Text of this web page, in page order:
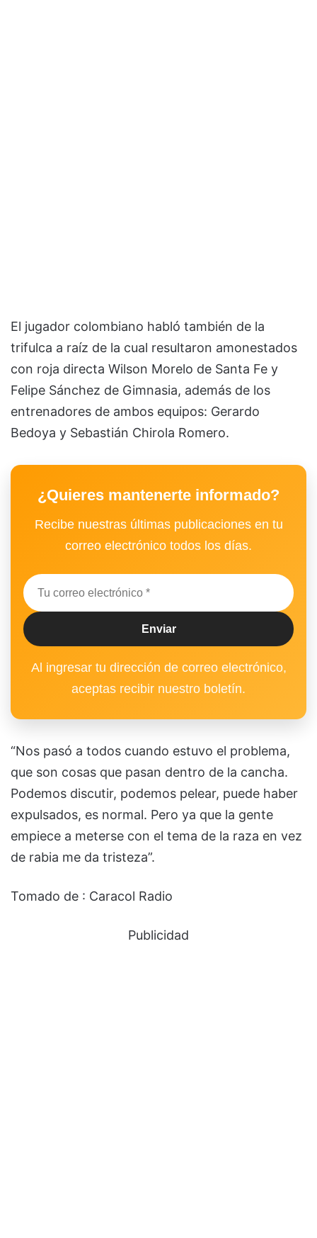
El jugador colombiano habló también de la
trifulca a raíz de la cual resultaron amonestados
con roja directa Wilson Morelo de Santa Fe y
Felipe Sánchez de Gimnasia, además de los
entrenadores de ambos equipos: Gerardo
Bedoya y Sebastián Chirola Romero.
¿Quieres mantenerte informado?
Recibe nuestras últimas publicaciones en tu
correo electrónico todos los días.
Al ingresar tu dirección de correo electrónico,
aceptas recibir nuestro boletín.
“Nos pasó a todos cuando estuvo el problema,
que son cosas que pasan dentro de la cancha.
Podemos discutir, podemos pelear, puede haber
expulsados, es normal. Pero ya que la gente
empiece a meterse con el tema de la raza en vez
de rabia me da tristeza”.
Tomado de : Caracol Radio
Publicidad